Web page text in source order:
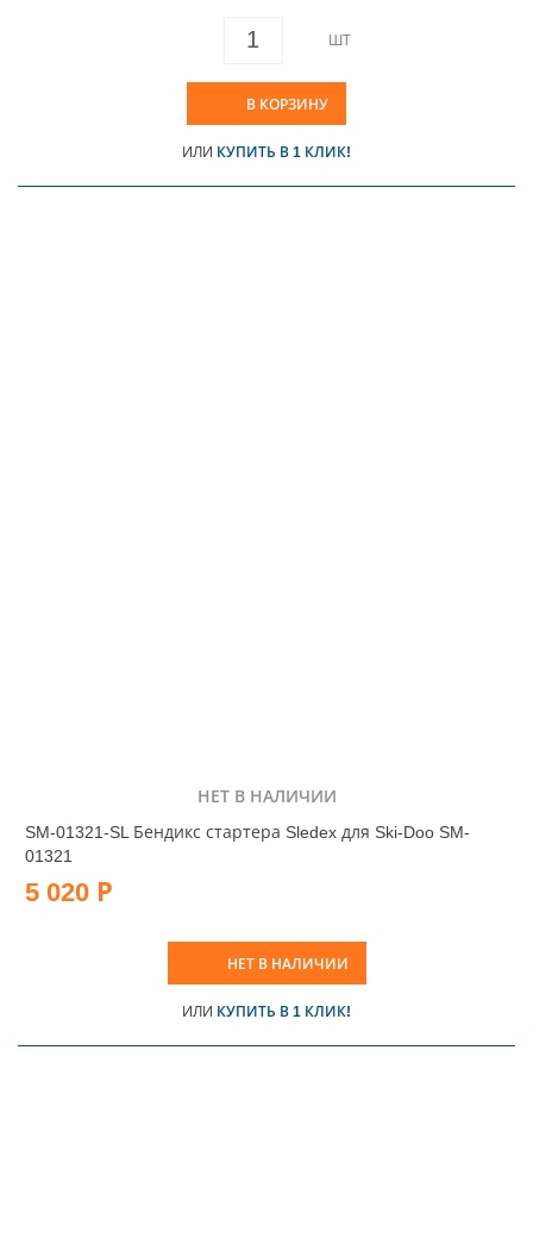
ШТ
В КОРЗИНУ
ИЛИ КУПИТЬ В 1 КЛИК!
НЕТ В НАЛИЧИИ
SM-01321-SL Бендикс стартера Sledex для Ski-Doo SM-
01321
5 020 Р
НЕТ В НАЛИЧИИ
ИЛИ КУПИТЬ В 1 КЛИК!